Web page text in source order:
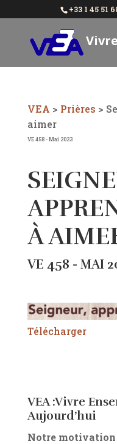
+33 1 45 51
VEA > Prières >
aimer
VE 458 - Mai 2023
À
VE 458 - MAI
Télécharger
VEA :Vivre
Aujourd’hui
Notre motivation